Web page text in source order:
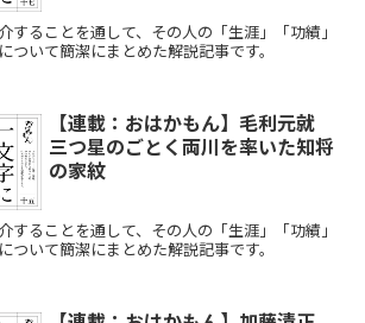
することを通して、その人の「生涯」「功績」
ついて簡潔にまとめた解説記事です。
【連載：おはかもん】毛利元就
三つ星のごとく両川を率いた知将
の家紋
することを通して、その人の「生涯」「功績」
ついて簡潔にまとめた解説記事です。